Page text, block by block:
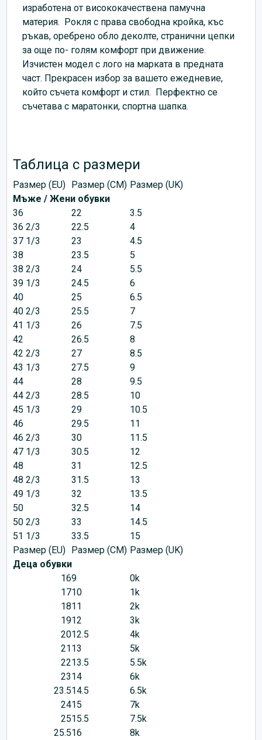
изработена от висококачествена памучна
материя. Рокля с права свободна кройка, къс
ръкав, оребрено обло деколте, странични цепки
за още по- голям комфорт при движение.
Изчистен модел с лого на марката в предната
част. Прекрасен избор за вашето ежедневие,
който съчета комфорт и стил. Перфектно се
съчетава с маратонки, спортна шапка.
Таблица с размери
Размер (EU) Размер (CM) Размер (UK)
Мъже / Жени обувки
36
22
3.5
36 2/3
22.5
4
37 1/3
23
4.5
38
23.5
5
38 2/3
24
5.5
39 1/3
24.5
6
40
25
6.5
40 2/3
25.5
7
41 1/3
26
7.5
42
26.5
8
42 2/3
27
8.5
43 1/3
27.5
9
44
28
9.5
44 2/3
28.5
10
45 1/3
29
10.5
46
29.5
11
46 2/3
30
11.5
47 1/3
30.5
12
48
31
12.5
48 2/3
31.5
13
49 1/3
32
13.5
50
32.5
14
50 2/3
33
14.5
51 1/3
33.5
15
Размер (EU) Размер (CM) Размер (UK)
Деца обувки
169
0k
1710
1k
1811
2k
1912
3k
2012.5
4k
2113
5k
2213.5
5.5k
2314
6k
23.514.5
6.5k
2415
7k
2515.5
7.5k
25.516
8k